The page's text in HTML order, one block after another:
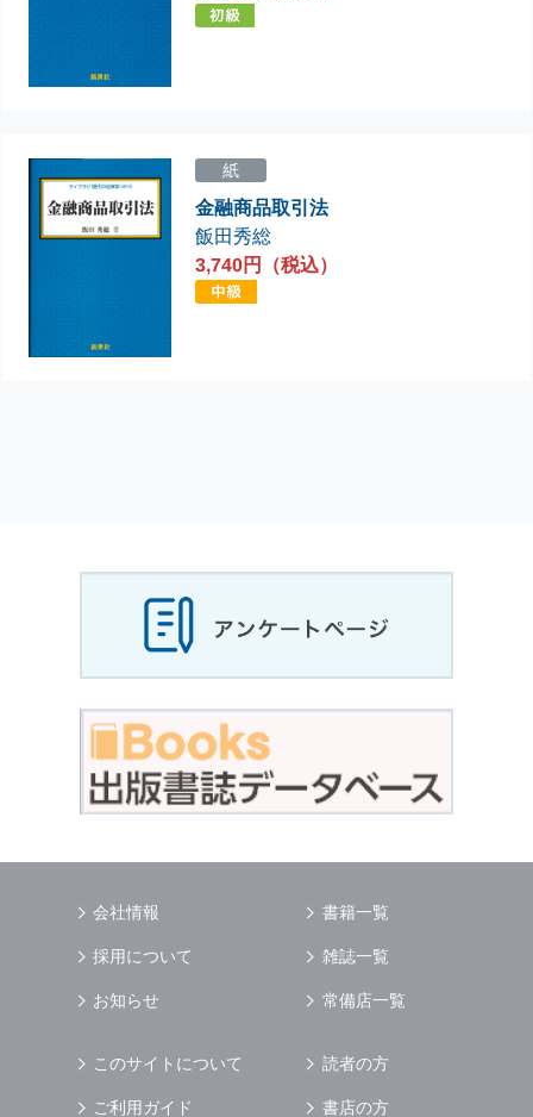
紙
金融商品取引法
飯田秀総
3,740円（税込）
会社情報
採用について
お知らせ
書籍一覧
雑誌一覧
常備店一覧
このサイトについて
ご利用ガイド
読者の方
書店の方